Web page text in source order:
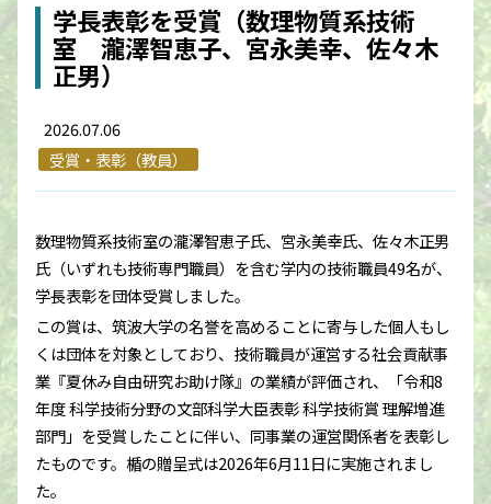
学長表彰を受賞（数理物質系技術
室 瀧澤智恵子、宮永美幸、佐々木
正男）
2026.07.06
受賞・表彰（教員）
数理物質系技術室の瀧澤智恵子氏、宮永美幸氏、佐々木正男
氏（いずれも技術専門職員）を含む学内の技術職員49名が、
学長表彰を団体受賞しました。
この賞は、筑波大学の名誉を高めることに寄与した個人もし
くは団体を対象としており、技術職員が運営する社会貢献事
業『夏休み自由研究お助け隊』の業績が評価され、「令和8
年度 科学技術分野の文部科学大臣表彰 科学技術賞 理解増進
部門」を受賞したことに伴い、同事業の運営関係者を表彰し
たものです。楯の贈呈式は2026年6月11日に実施されまし
た。